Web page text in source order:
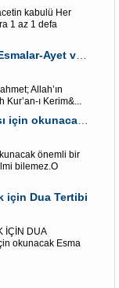
kabulü Her
1 az 1 defa
Allah’ın
ı Kerim&...
önemli bir
bilemez.O
için Dua Tertibi
İÇİN DUA
okunacak Esma